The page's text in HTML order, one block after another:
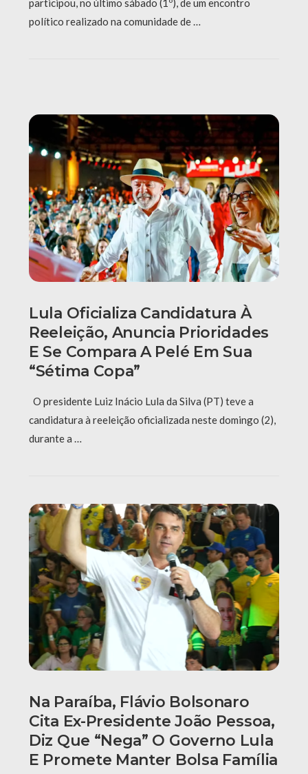
participou, no último sábado (1º), de um encontro
político realizado na comunidade de …
Lula Oficializa Candidatura À
Reeleição, Anuncia Prioridades
E Se Compara A Pelé Em Sua
“sétima Copa”
O presidente Luiz Inácio Lula da Silva (PT) teve a
candidatura à reeleição oficializada neste domingo (2),
durante a …
Na Paraíba, Flávio Bolsonaro
Cita Ex-Presidente João Pessoa,
Diz Que “nega” O Governo Lula
E Promete Manter Bolsa Família